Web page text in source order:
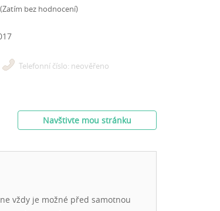
(Zatím bez hodnocení)
Telefonní číslo: neověřeno
Navštivte mou stránku
vždy je možné před samotnou